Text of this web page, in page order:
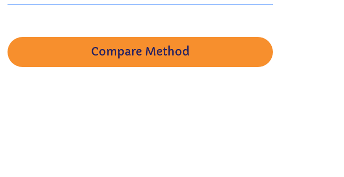
Compare Method